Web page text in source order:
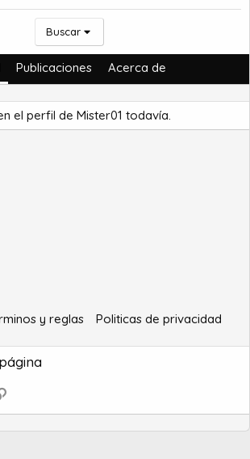
Buscar
Publicaciones Acerca de
el perfil de Mister01 todavía.
y reglas
Politicas de privacidad